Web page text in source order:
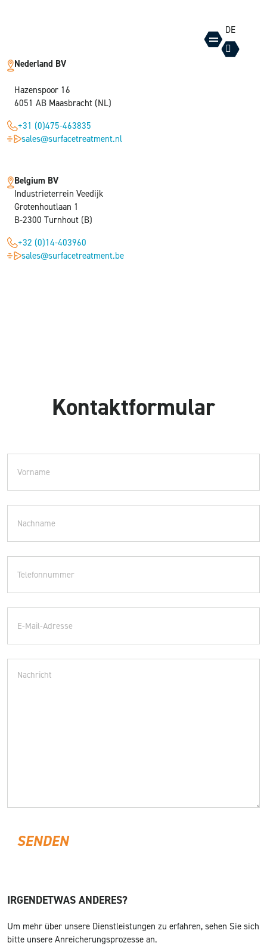
DE
Nederland BV
Hazenspoor 16
6051 AB Maasbracht (NL)
+31 (0)475-463835
sales@surfacetreatment.nl
Belgium BV
Industrieterrein Veedijk
Grotenhoutlaan 1
B-2300 Turnhout (B)
+32 (0)14-403960
sales@surfacetreatment.be
Kontaktformular
Mail-
IRGENDETWAS ANDERES?
Um mehr über unsere Dienstleistungen zu erfahren, sehen Sie sich
bitte unsere Anreicherungsprozesse an.